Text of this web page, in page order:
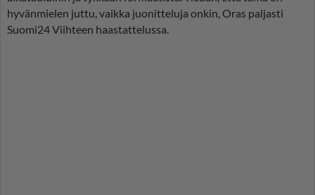
hyvänmielen juttu, vaikka juonitteluja onkin, Oras paljasti
Suomi24 Viihteen haastattelussa.